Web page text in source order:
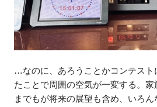
…なのに、あろうことかコンテスト
たことで周囲の空気が一変する。
までもが将来の展望も含め、いろ